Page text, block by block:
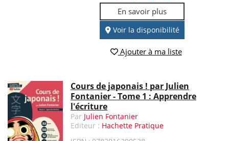
En savoir plus
Voir la disponibilité
Ajouter à ma liste
Cours de japonais ! par Julien
Fontanier - Tome 1 : Apprendre
l'écriture
Par Julien Fontanier
Editeur : Hachette Pratique